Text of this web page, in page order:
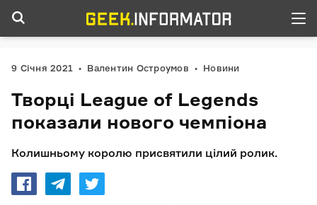
9 Січня 2021 Валентин Остроумов Новини
Творці League of Legends
показали нового чемпіона
Колишньому королю присвятили цілий ролик.